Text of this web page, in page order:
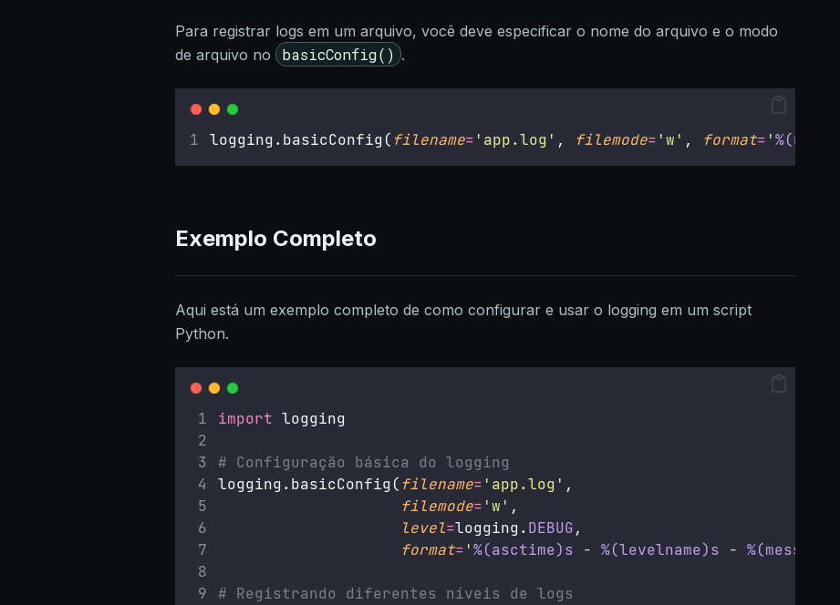
Para registrar logs em um arquivo, você deve especificar o nome do arquivo e o modo
de arquivo no
basicConfig() .
logging.basicConfig(filename= ' app.log ' , filemode= 'w ' , format= '%(name)s
Exemplo Completo
Aqui está um exemplo completo de como configurar e usar o logging em um script
Python.
import logging
# Configuração básica do logging
logging.basicConfig(filename= ' app.log ' ,
filemode= 'w ' ,
level=logging. DEBUG,
format= '%(asctime)s - %(levelname)s - %(message)s
# Registrando diferentes níveis de logs